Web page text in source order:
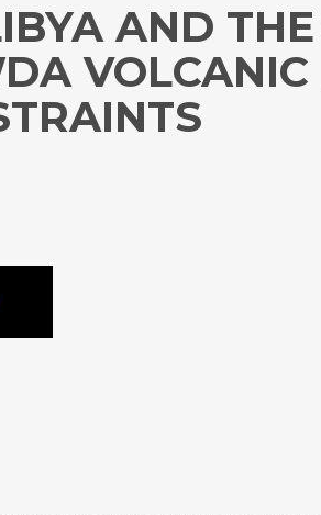
AND
VOLCANIC